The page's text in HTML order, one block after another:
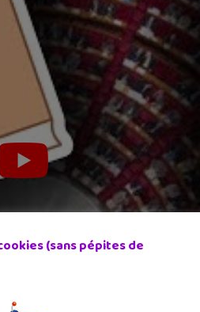
(sans pépites de